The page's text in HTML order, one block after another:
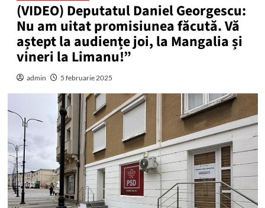
(VIDEO) Deputatul Daniel Georgescu:
Nu am uitat promisiunea făcută. Vă
aștept la audiențe joi, la Mangalia și
vineri la Limanu!”
admin 5 februarie 2025